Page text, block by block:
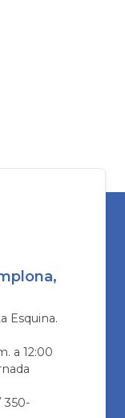
Esquina.
a 12:00
350-